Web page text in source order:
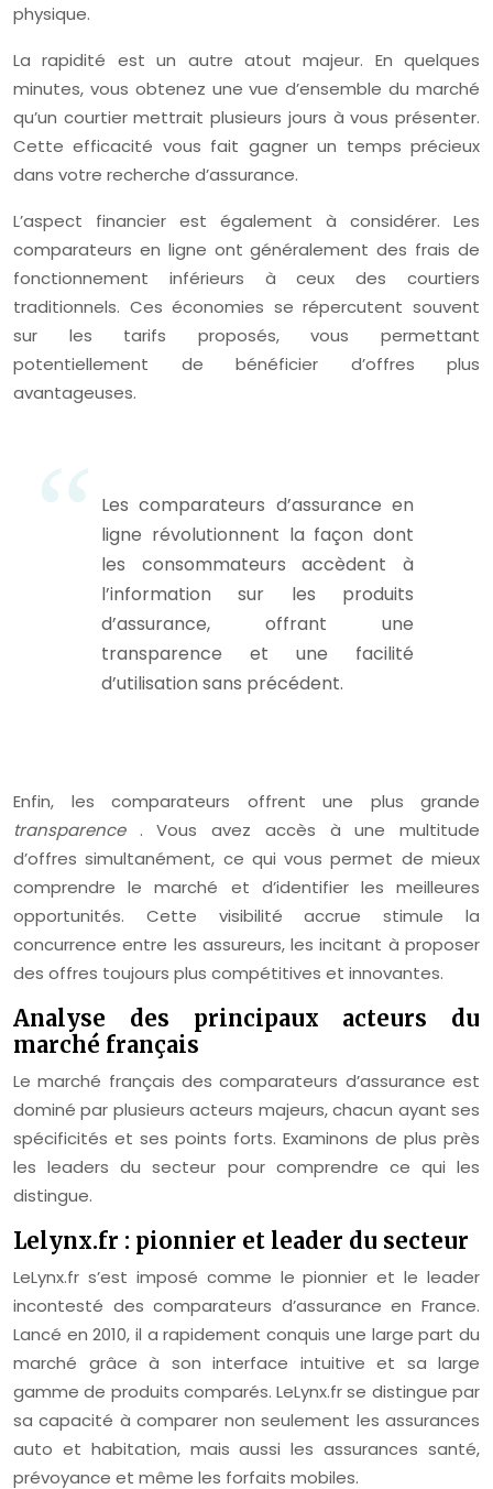
physique.
La rapidité est un autre atout majeur. En quelques
minutes, vous obtenez une vue d’ensemble du marché
qu’un courtier mettrait plusieurs jours à vous présenter.
Cette efficacité vous fait gagner un temps précieux
dans votre recherche d’assurance.
L’aspect financier est également à considérer. Les
comparateurs en ligne ont généralement des frais de
fonctionnement inférieurs à ceux des courtiers
traditionnels. Ces économies se répercutent souvent
sur les tarifs proposés, vous permettant
potentiellement de bénéficier d’offres plus
avantageuses.
Les comparateurs d’assurance en
ligne révolutionnent la façon dont
les consommateurs accèdent à
l’information sur les produits
d’assurance, offrant une
transparence et une facilité
d’utilisation sans précédent.
Enfin, les comparateurs offrent une plus grande
transparence . Vous avez accès à une multitude
d’offres simultanément, ce qui vous permet de mieux
comprendre le marché et d’identifier les meilleures
opportunités. Cette visibilité accrue stimule la
concurrence entre les assureurs, les incitant à proposer
des offres toujours plus compétitives et innovantes.
Analyse des principaux acteurs du
marché français
Le marché français des comparateurs d’assurance est
dominé par plusieurs acteurs majeurs, chacun ayant ses
spécificités et ses points forts. Examinons de plus près
les leaders du secteur pour comprendre ce qui les
distingue.
Lelynx.fr : pionnier et leader du secteur
LeLynx.fr s’est imposé comme le pionnier et le leader
incontesté des comparateurs d’assurance en France.
Lancé en 2010, il a rapidement conquis une large part du
marché grâce à son interface intuitive et sa large
gamme de produits comparés. LeLynx.fr se distingue par
sa capacité à comparer non seulement les assurances
auto et habitation, mais aussi les assurances santé,
prévoyance et même les forfaits mobiles.